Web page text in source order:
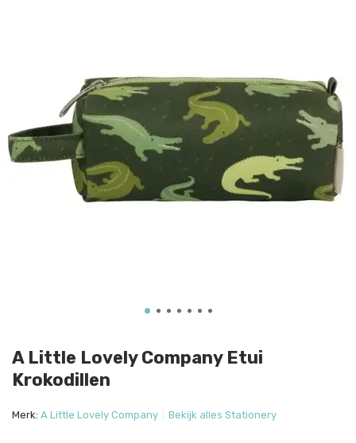
A Little Lovely Company Etui
Krokodillen
Merk: A Little Lovely Company Bekijk alles Stationery